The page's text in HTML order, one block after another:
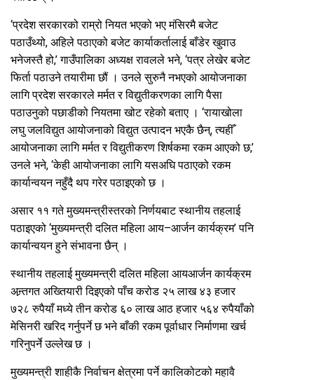
‘प्रदेश सरकारको राम्रो नियत भएको भए मंसिरमै बजेट
पठाउँथ्यो, अहिले पठाएको बजेट कार्याकर्तालाई बाँडेर खुवाउ
भनेजस्तै हो,’ गाउँपालिका अध्यक्ष रावलले भने, ‘पत्र लेखेर बजेट
फिर्ता पठाउने तयारीमा छौं । उनले सुरुनै नभएको आयोजनाका
लागि प्रदेश सरकारले मर्मत र विद्युतीकरणका लागि पैसा
पठाउनुको पछाडीको नियतमा खोट रहेको बताए । ‘रायाखोला
लघु जलविद्युत आयोजनाको विद्युत उत्पादन भएकै छैन्, त्यहीँ
आयोजनाका लागि मर्मत र विद्युतीकरण शिर्षकमा रकम आएको छ,’
उनले भने, ‘केही आयोजनाका लागि यसअघि पठाएको रकम
कार्यान्वयन नहुँदै थप गरेर पठाइएको छ ।
असार ११ गते मुख्यमन्त्रीस्तरको निर्णयबाट स्थानीय तहलाई
पठाइएको ‘मुख्यमन्त्री दलित महिला आय–आर्जन कार्यक्रम’ पनि
कार्यान्वयन हुने संभावना छैन् ।
स्थानीय तहलाई मुख्यमन्त्री दलित महिला आयआर्जन कार्यक्रम
अन्र्तगत अख्तियारी दिइएको पाँच करोड २५ लाख ४३ हजार
७२८ रुपैयाँ मध्ये तीन करोड ६० लाख आठ हजार ५६४ रुपैयाँको
मेसिनरी खरिद गर्नुपर्ने छ भने बाँकी रकम पूर्वाधार निर्माणमा खर्च
गरिनुपर्ने उल्लेख छ ।
मुख्यमन्त्री शाहीकै निर्वाचन क्षेत्रमा पर्ने कालिकोटको महावै